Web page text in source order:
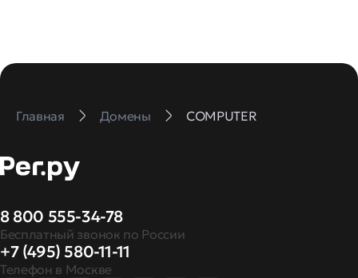
Главная Домены COMPUTER
8 800 555-34-78
Бесплатный звонок по России
+7 (495) 580-11-11
Телефон в Москве